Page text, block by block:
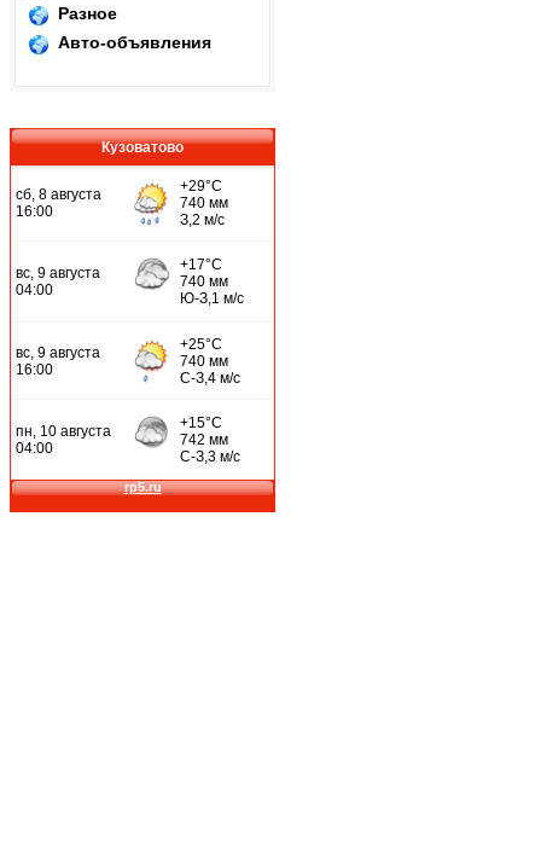
Разное
Авто-объявления
Кузоватово